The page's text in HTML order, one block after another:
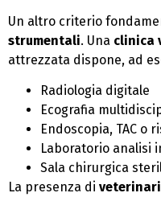
Un altro criterio
strumentali. Una clinica
attrezzata dispone, ad
Radiologia digitale
Ecografia
Endoscopia, TAC o
Laboratorio analisi
Sala chirurgica
La presenza di